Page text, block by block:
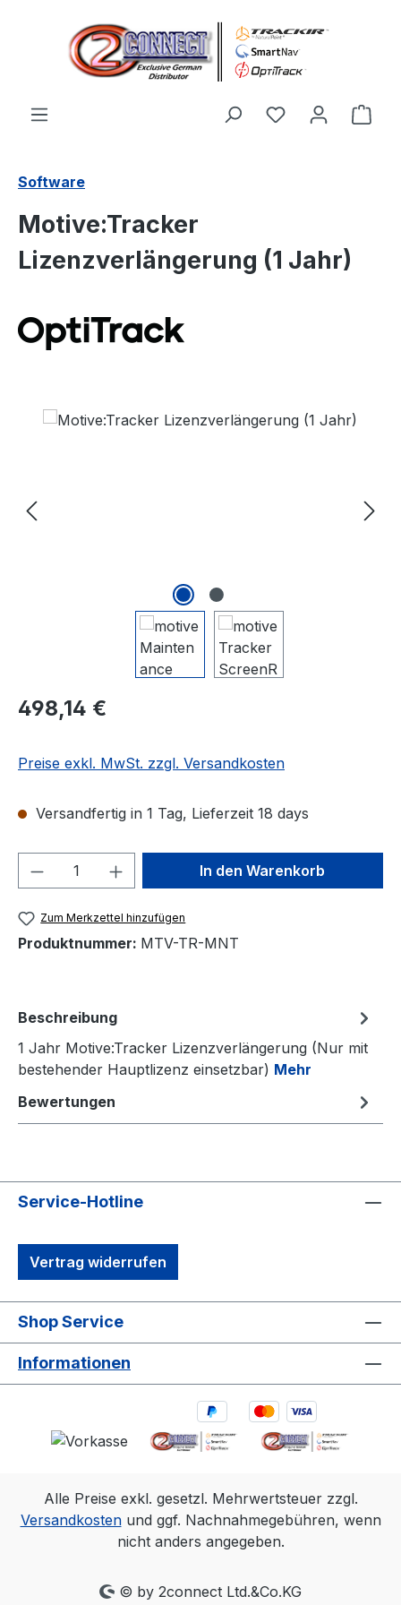
Zum Hauptinhalt springen
Du hast 0
Software
Motive:Tracker
Lizenzverlängerung (1 Jahr)
Bildergalerie überspringen
Regulärer Preis:
498,14 €
Preise exkl. MwSt. zzgl. Versandkosten
Versandfertig in 1 Tag, Lieferzeit 18 days
Produkt Anzahl: Gib denIn den Warenkorb
Zum Merkzettel hinzufügen
Produktnummer: MTV-TR-MNT
Beschreibung
1 Jahr Motive:Tracker Lizenzverlängerung (Nur mit
bestehender Hauptlizenz einsetzbar) Mehr
Bewertungen
Service-Hotline
Vertrag widerrufen
Shop Service
Informationen
Alle Preise exkl. gesetzl. Mehrwertsteuer zzgl.
Versandkostenund ggf. Nachnahmegebühren, wenn
nicht anders angegeben.
© by 2connect Ltd.&Co.KG